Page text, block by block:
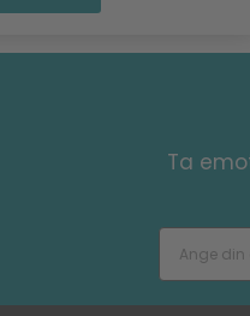
Ta